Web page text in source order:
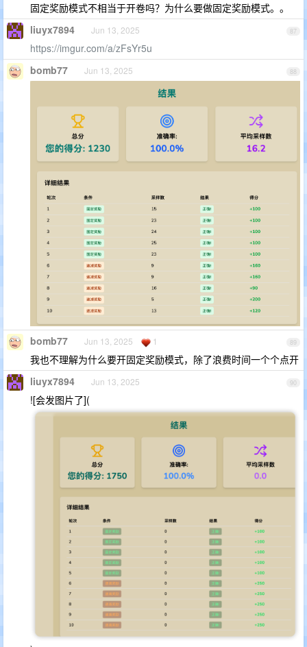
固定奖励模式不相当于开卷吗？为什么要做固定奖励模式。。
87
liuyx7894 Jun 13, 2025
https://imgur.com/a/zFsYr5u
88
bomb77 Jun 13, 2025
89
bomb77 Jun 13, 2025 1
我也不理解为什么要开固定奖励模式，除了浪费时间一个个点开
90
liuyx7894 Jun 13, 2025
![会发图片了](